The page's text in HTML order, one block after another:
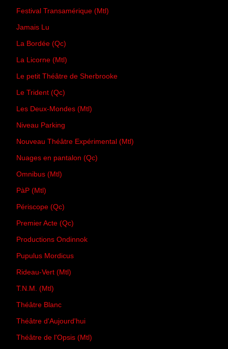
Festival Transamérique (Mtl)
Jamais Lu
La Bordée (Qc)
La Licorne (Mtl)
Le petit Théâtre de Sherbrooke
Le Trident (Qc)
Les Deux-Mondes (Mtl)
Niveau Parking
Nouveau Théâtre Expérimental (Mtl)
Nuages en pantalon (Qc)
Omnibus (Mtl)
PàP (Mtl)
Périscope (Qc)
Premier Acte (Qc)
Productions Ondinnok
Pupulus Mordicus
Rideau-Vert (Mtl)
T.N.M. (Mtl)
Théâtre Blanc
Théâtre d'Aujourd'hui
Théâtre de l'Opsis (Mtl)